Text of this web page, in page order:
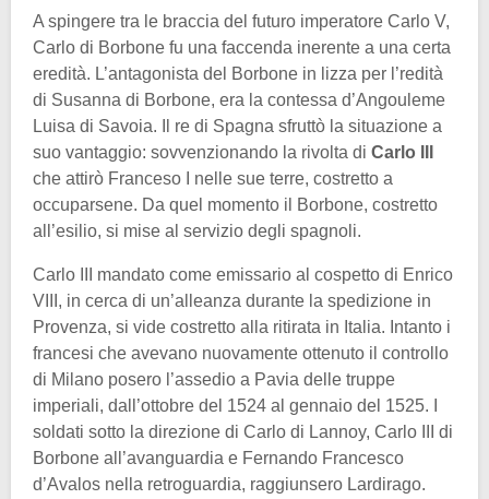
A spingere tra le braccia del futuro imperatore Carlo V,
Carlo di Borbone fu una faccenda inerente a una certa
eredità. L’antagonista del Borbone in lizza per l’redità
di Susanna di Borbone, era la contessa d’Angouleme
Luisa di Savoia. Il re di Spagna sfruttò la situazione a
suo vantaggio: sovvenzionando la rivolta di Carlo
che attirò Franceso I nelle sue terre, costretto a
occuparsene. Da quel momento il Borbone, costretto
all’esilio, si mise al servizio degli spagnoli.
Carlo III mandato come emissario al cospetto di Enrico
VIII, in cerca di un’alleanza durante la spedizione in
Provenza, si vide costretto alla ritirata in Italia. Intanto i
francesi che avevano nuovamente ottenuto il controllo
di Milano posero l’assedio a Pavia delle truppe
imperiali, dall’ottobre del 1524 al gennaio del 1525. I
soldati sotto la direzione di Carlo di Lannoy, Carlo III di
Borbone all’avanguardia e Fernando Francesco
d’Avalos nella retroguardia, raggiunsero Lardirago.